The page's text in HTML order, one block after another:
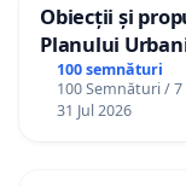
a titlurilor
dacă un
transfere la o
organiza un
Obiecții și
Planului
100 semnături
100 Semnături / 7
31 Jul 2026